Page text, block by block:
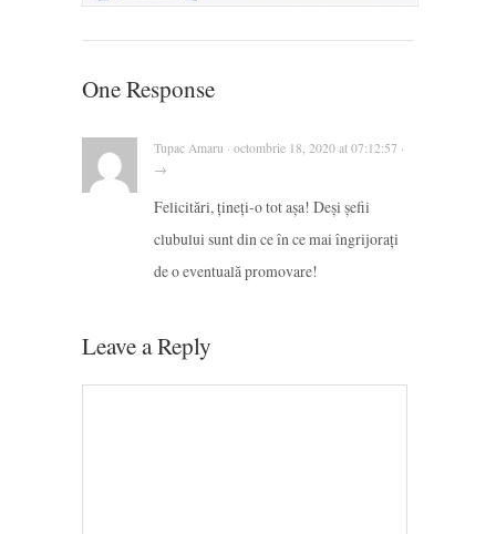
One Response
Tupac Amaru · octombrie 18, 2020 at 07:12:57 ·
→
Felicitări, țineți-o tot așa! Deși șefii
clubului sunt din ce în ce mai îngrijorați
de o eventuală promovare!
Leave a Reply